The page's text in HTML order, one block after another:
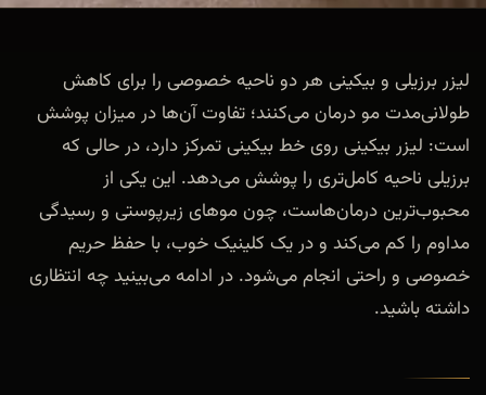
لیزر برزیلی و بیکینی هر دو ناحیه خصوصی را برای کاهش
طولانی‌مدت مو درمان می‌کنند؛ تفاوت آن‌ها در میزان پوشش
است: لیزر بیکینی روی خط بیکینی تمرکز دارد، در حالی که
برزیلی ناحیه کامل‌تری را پوشش می‌دهد. این یکی از
محبوب‌ترین درمان‌هاست، چون موهای زیرپوستی و رسیدگی
مداوم را کم می‌کند و در یک کلینیک خوب، با حفظ حریم
خصوصی و راحتی انجام می‌شود. در ادامه می‌بینید چه انتظاری
داشته باشید.